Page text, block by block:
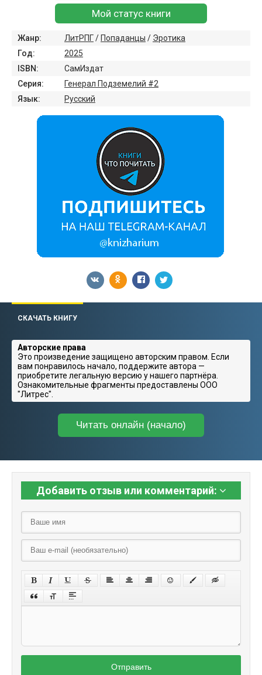
Мой статус книги
Жанр: ЛитРПГ/ Попаданцы / Эротика
Год:
2025
ISBN:
СамИздат
Серия:
Генерал Подземелий #2
Язык:
Русский
СКАЧАТЬ КНИГУ
Авторские права
Это произведение защищено авторским правом. Если
вам понравилось начало, поддержите автора —
приобретите легальную версию у нашего партнёра.
Ознакомительные фрагменты предоставлены ООО
"Литрес".
Читать онлайн (начало)
Добавить отзыв или комментарий:
Отправить